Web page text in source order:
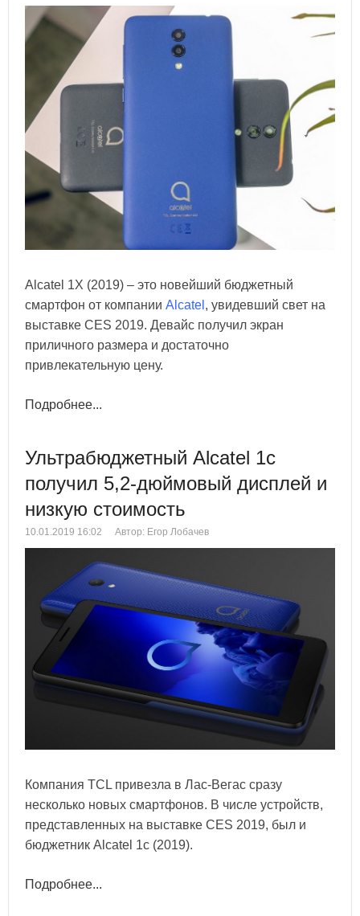
Alcatel 1X (2019) – это новейший бюджетный
смартфон от компании Alcatel , увидевший свет на
выставке CES 2019. Девайс получил экран
приличного размера и достаточно
привлекательную цену.
Подробнее...
Ультрабюджетный Alcatel 1c
получил 5,2-дюймовый дисплей и
низкую стоимость
10.01.2019 16:02 Автор: Егор Лобачев
Компания TCL привезла в Лас-Вегас сразу
несколько новых смартфонов. В числе устройств,
представленных на выставке CES 2019, был и
бюджетник Alcatel 1c (2019).
Подробнее...